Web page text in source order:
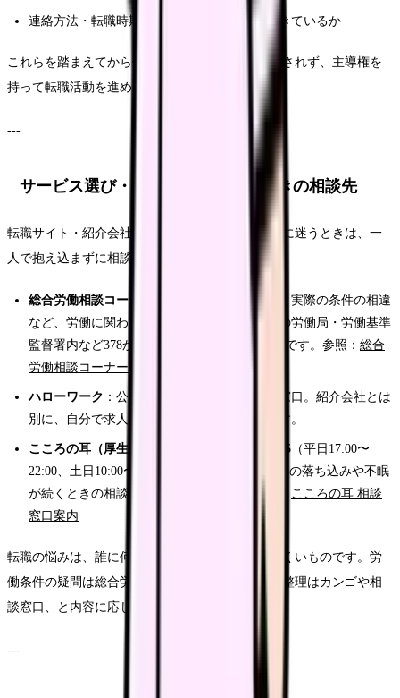
連絡方法・転職時期の希望を伝える準備ができているか
これらを踏まえてから使うと、サービスに振り回されず、主導権を
持って転職活動を進められます。
---
サービス選び・転職活動で迷ったときの相談先
転職サイト・紹介会社の使い方や、転職そのものに迷うときは、一
人で抱え込まずに相談してください。
総合労働相談コーナー
：強引な勧誘や、求人と実際の条件の相違
など、労働に関わる困りごとの相談先。全国の労働局・労働基準
監督署内など378か所に設置、無料・予約不要です。参照： 総合
労働相談コーナーのご案内（厚生労働省）
ハローワーク ：公的な求人紹介・職業相談の窓口。紹介会社とは
別に、自分で求人を探す選択肢として使えます。
こころの耳（厚生労働省） 0120-565-455 （平日17:00〜
22:00、土日10:00〜16:00）。転職の迷いで気分の落ち込みや不眠
が続くときの相談先です。匿名・無料。参照：
こころの耳 相談
窓口案内
転職の悩みは、誰に何を相談していいか分かりにくいものです。労
働条件の疑問は総合労働相談コーナー、気持ちの整理はカンゴや相
談窓口、と内容に応じて使い分けてみてください。
---